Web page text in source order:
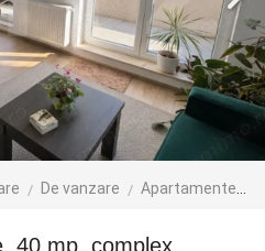
De vanzare Apartamente de vanzare